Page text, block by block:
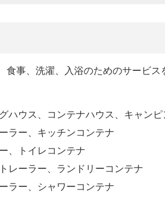
食事、洗濯、入浴のためのサービ
ハウス、コンテナハウス、キャンピ
ラー、キッチンコンテナ
、トイレコンテナ
レーラー、ランドリーコンテナ
ラー、シャワーコンテナ